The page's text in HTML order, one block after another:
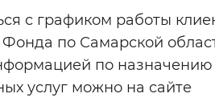
с графиком работы
по Самарской
по
услуг можно на сайте